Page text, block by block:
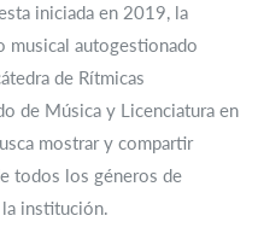
iniciada en 2019, la
musical autogestionado
de Rítmicas
de Música y Licenciatura en
mostrar y compartir
todos los géneros de
institución.